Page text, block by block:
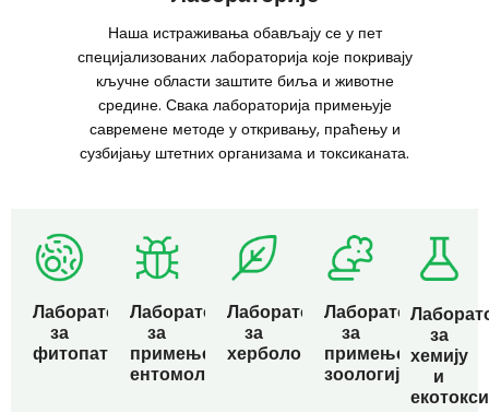
Наша истраживања обављају се у пет
специјализованих лабораторија које покривају
кључне области заштите биља и животне
средине. Свака лабораторија примењује
савремене методе у откривању, праћењу и
сузбијању штетних организама и токсиканата.
Лабораторија
за
фитопатологију
Лабораторија
за
примењену
ентомологију
Лабораторија
за
хербологију
Лабораторија
за
примењену
зоологију
за
хемију
и